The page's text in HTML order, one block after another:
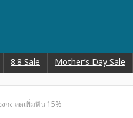
8.8 Sale Mother’s Day Sale
กง ลดเพิ่มฟิน 15%